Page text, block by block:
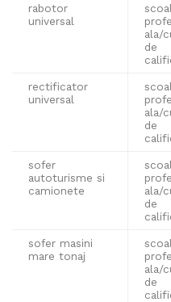
rabotor
universal
ala/
de
rectificator
universal
ala/
de
sofer
autoturisme si
camionete
ala/
de
sofer masini
mare tonaj
ala/
de